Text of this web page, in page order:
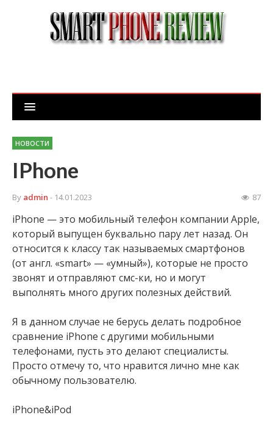
НОВОСТИ
IPhone
By admin - 14.01.2023 87
iPhone — это мобильный телефон компании Apple,
который выпущен буквально пару лет назад. Он
относится к классу так называемых смартфонов
(от англ. «smart» — «умный»), которые не просто
звонят и отправляют смс-ки, но и могут
выполнять много других полезных действий.
Я в данном случае не берусь делать подробное
сравнение iPhone с другими мобильными
телефонами, пусть это делают специалисты.
Просто отмечу то, что нравится лично мне как
обычному пользователю.
iPhone&iPod